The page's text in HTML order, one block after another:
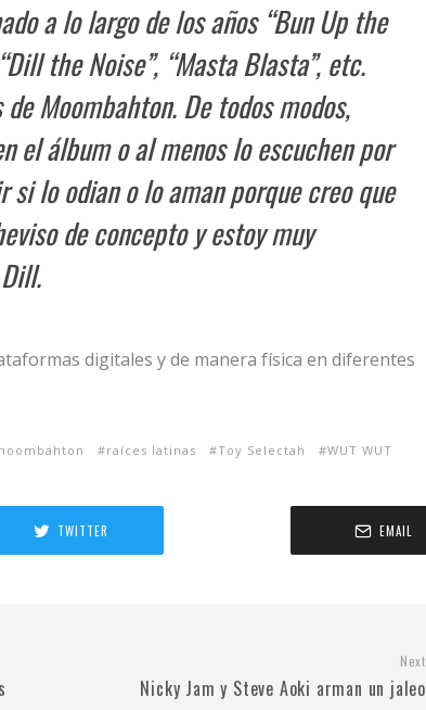
a lo largo de los años “Bun Up the
the Noise”, “Masta Blasta”, etc.
de Moombahton. De todos modos,
el álbum o al menos lo escuchen por
lo odian o lo aman porque creo que
de concepto y estoy muy
digitales y de manera física en diferentes
raíces latinas Toy Selectah WUT WUT
TWITTER EMAIL
Next
Nicky Jam y Steve Aoki arman un jaleo